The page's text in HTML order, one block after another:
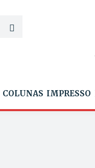
COLUNAS IMPRESSO